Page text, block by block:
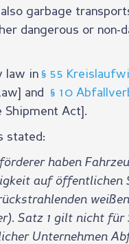
garbage
dangerous or non-
law in § 55
and § 10
Shipment Act].
stated:
haben
auf
Satz 1 gilt nicht
Unternehmen